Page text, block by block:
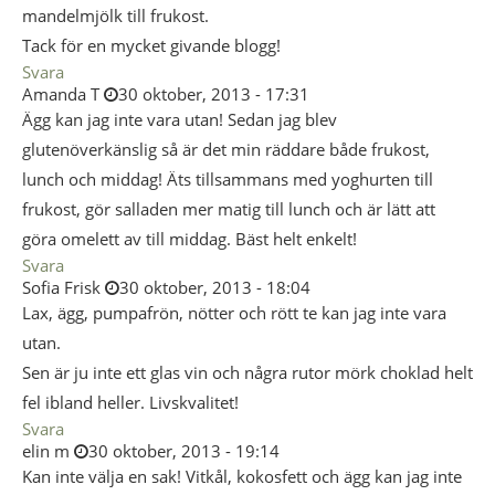
mandelmjölk till frukost.
Tack för en mycket givande blogg!
Svara
Amanda T
30 oktober, 2013 - 17:31
Ägg kan jag inte vara utan! Sedan jag blev
glutenöverkänslig så är det min räddare både frukost,
lunch och middag! Äts tillsammans med yoghurten till
frukost, gör salladen mer matig till lunch och är lätt att
göra omelett av till middag. Bäst helt enkelt!
Svara
Sofia Frisk
30 oktober, 2013 - 18:04
Lax, ägg, pumpafrön, nötter och rött te kan jag inte vara
utan.
Sen är ju inte ett glas vin och några rutor mörk choklad helt
fel ibland heller. Livskvalitet!
Svara
elin m
30 oktober, 2013 - 19:14
Kan inte välja en sak! Vitkål, kokosfett och ägg kan jag inte